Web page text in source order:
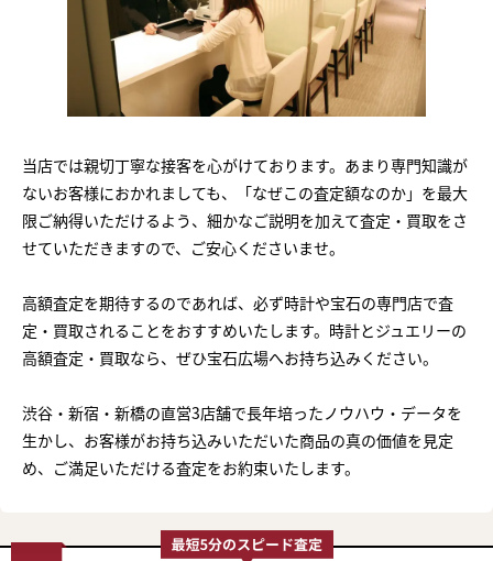
当店では親切丁寧な接客を心がけております。あまり専門知識が
ないお客様におかれましても、「なぜこの査定額なのか」を最大
限ご納得いただけるよう、細かなご説明を加えて査定・買取をさ
せていただきますので、ご安心くださいませ。
高額査定を期待するのであれば、必ず時計や宝石の専門店で査
定・買取されることをおすすめいたします。時計とジュエリーの
高額査定・買取なら、ぜひ宝石広場へお持ち込みください。
渋谷・新宿・新橋の直営3店舗で長年培ったノウハウ・データを
生かし、お客様がお持ち込みいただいた商品の真の価値を見定
め、ご満足いただける査定をお約束いたします。